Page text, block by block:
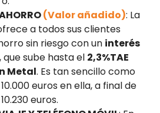
(Valor añadido): La
a todos sus clientes
sin riesgo con un interés
, que sube hasta el 2,3%TAE
Metal. Es tan sencillo como
euros en ella, a final de
euros.